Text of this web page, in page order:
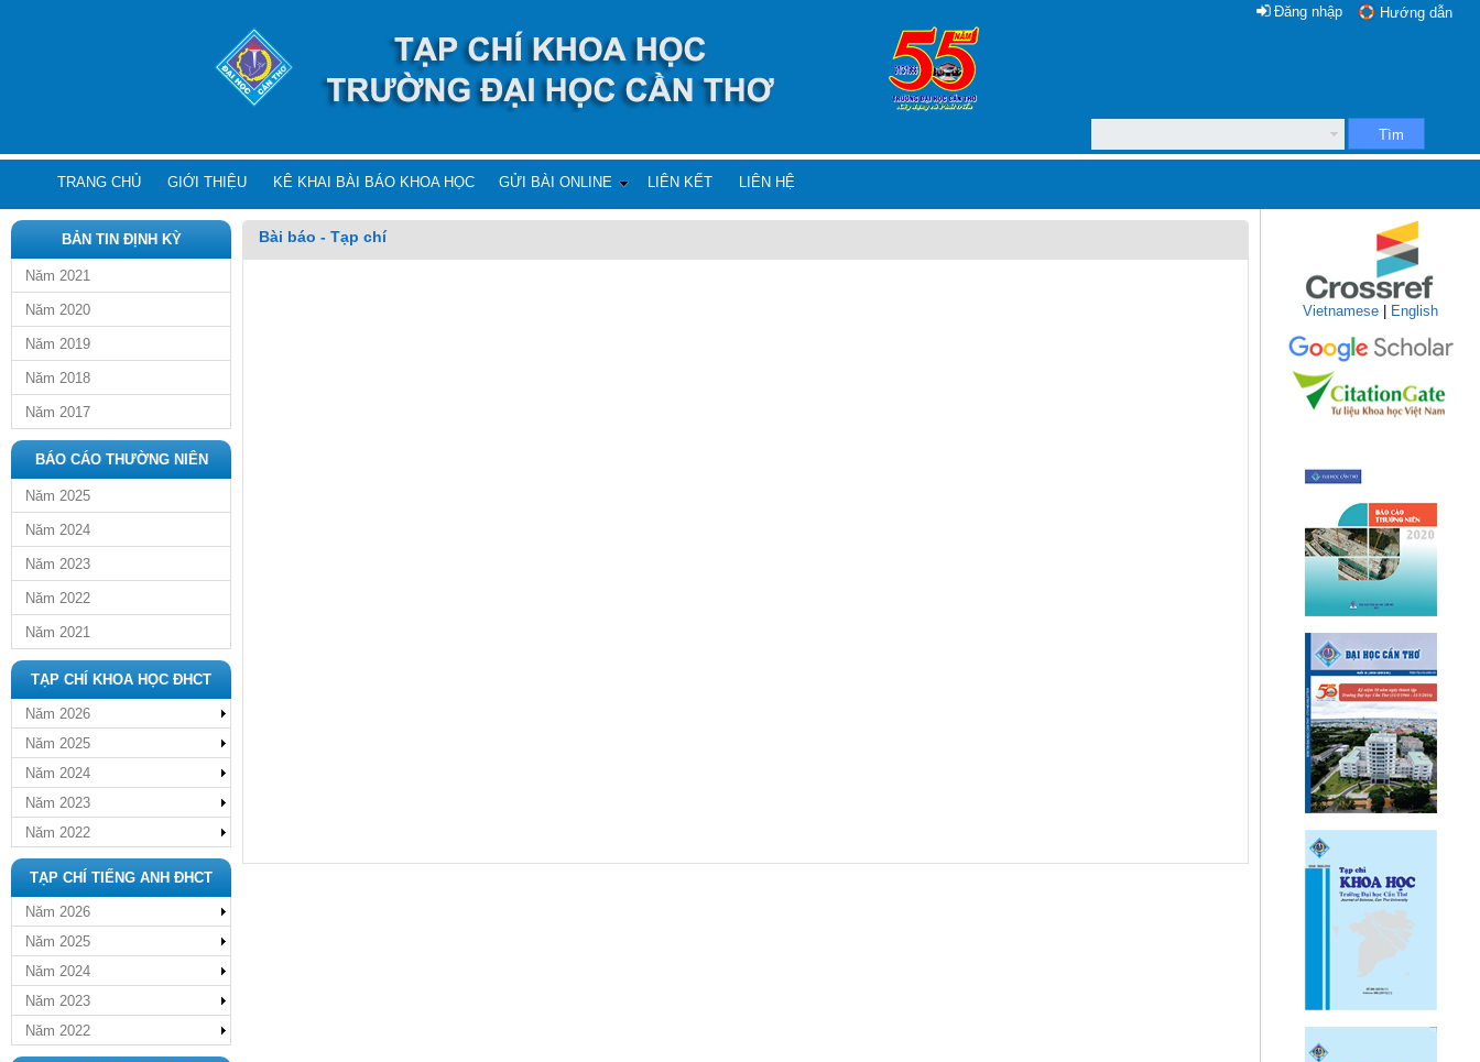
Hướng dẫn
Đăng nhập
Tìm
TRANG CHỦ GIỚI THIỆU KÊ KHAI BÀI BÁO KHOA HỌC GỬI BÀI ONLINE LIÊN KẾT LIÊN HỆ
BẢN TIN ĐỊNH KỲ
Năm 2021
Năm 2020
Năm 2019
Năm 2018
Năm 2017
BÁO CÁO THƯỜNG NIÊN
Năm 2025
Năm 2024
Năm 2023
Năm 2022
Năm 2021
TẠP CHÍ KHOA HỌC ĐHCT
Năm 2026
Năm 2025
Năm 2024
Năm 2023
Năm 2022
TẠP CHÍ TIẾNG ANH ĐHCT
Năm 2026
Năm 2025
Năm 2024
Năm 2023
Năm 2022
Bài báo - Tạp chí
Vietnamese English